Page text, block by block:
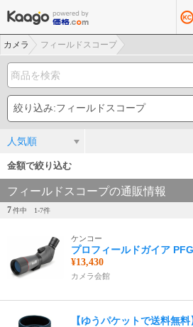
カメラ フィールドスコープ
人気順
金額で絞り込む
フィールドスコープの通販情報
7件中 1-7件
ケンコー
プロフィールドガイア
¥13,430
カメラ会館
【ゆうパケットで送料無